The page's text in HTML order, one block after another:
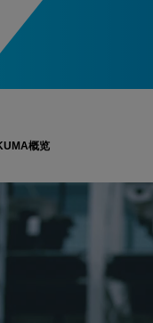
5轴数
数控车
磨床
-最新引进
-最新引进
Thermo-
5-Axis Auto
SERVO NAVI
畅销机
备受
支撑高
概览